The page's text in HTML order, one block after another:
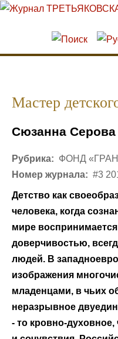
Перейти к основному
Skip to search
Мастер
Сюзанна Серова
Рубрика: ФОНД
Номер журнала: #3
Детство как
человека, когда
мире
доверчивостью,
людей. В
изображения
младенцами, в чьих
неразрывное
- то кровно-